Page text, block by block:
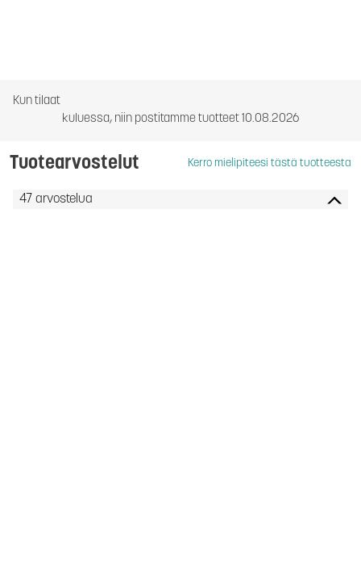
Kun tilaat
kuluessa, niin postitamme tuotteet 10.08.2026
Tuotearvostelut Kerro mielipiteesi tästä tuotteesta
47 arvostelua